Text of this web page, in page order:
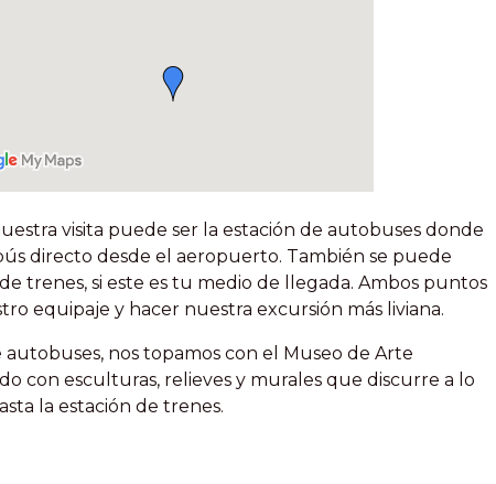
visita puede ser la estación de autobuses donde
directo desde el aeropuerto. También se puede
trenes, si este es tu medio de llegada. Ambos puntos
equipaje y hacer nuestra excursión más liviana.
autobuses, nos topamos con el Museo de Arte
con esculturas, relieves y murales que discurre a lo
la estación de trenes.